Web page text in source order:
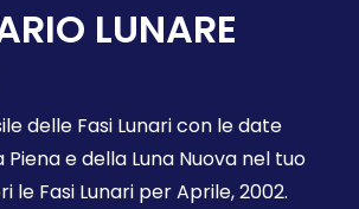
LUNARE
delle Fasi Lunari con le date
e della Luna Nuova nel tuo
le Fasi Lunari per Aprile, 2002.